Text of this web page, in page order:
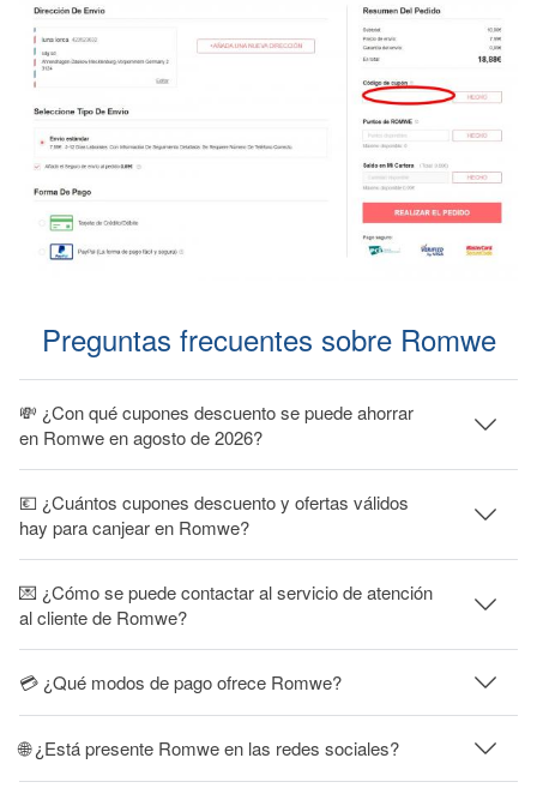
Preguntas frecuentes sobre Romwe
💸 ¿Con qué cupones descuento se puede ahorrar
en Romwe en agosto de 2026?
💶 ¿Cuántos cupones descuento y ofertas válidos
hay para canjear en Romwe?
💌 ¿Cómo se puede contactar al servicio de atención
al cliente de Romwe?
💳 ¿Qué modos de pago ofrece Romwe?
🌐 ¿Está presente Romwe en las redes sociales?